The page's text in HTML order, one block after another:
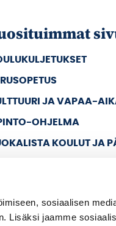
sosiaalisen
Lisäksi jaamme
JA VAPAA-
OHJELMA
KOULUT JA